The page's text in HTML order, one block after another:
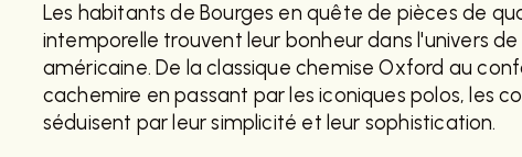
Les habitants de Bourges en quête de pièces de
intemporelle trouvent leur bonheur dans l'univers
américaine. De la classique chemise Oxford au
cachemire en passant par les iconiques polos, les
séduisent par leur simplicité et leur sophistication.